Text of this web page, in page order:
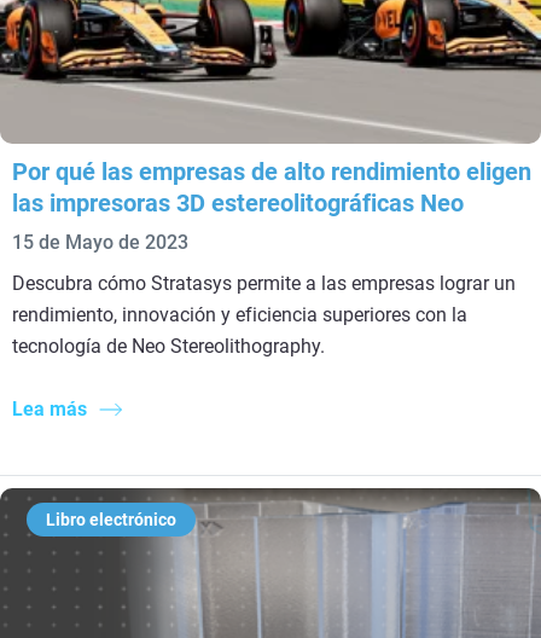
Por qué las empresas de alto rendimiento eligen
las impresoras 3D estereolitográficas Neo
15 de Mayo de 2023
Descubra cómo Stratasys permite a las empresas lograr un
rendimiento, innovación y eficiencia superiores con la
tecnología de Neo Stereolithography.
Lea más
Libro electrónico